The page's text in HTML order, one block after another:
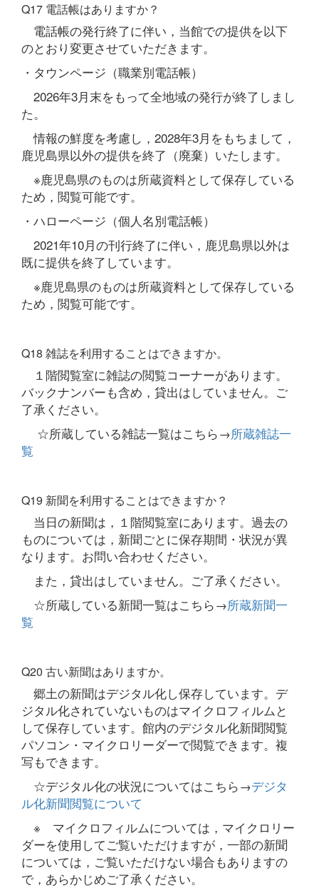
Q17 電話帳はありますか？
電話帳の発行終了に伴い，当館での提供を以下
のとおり変更させていただきます。
・タウンページ（職業別電話帳）
2026年3月末をもって全地域の発行が終了しまし
た。
情報の鮮度を考慮し，2028年3月をもちまして，
鹿児島県以外の提供を終了（廃棄）いたします。
※鹿児島県のものは所蔵資料として保存している
ため，閲覧可能です。
・ハローページ（個人名別電話帳）
2021年10月の刊行終了に伴い，鹿児島県以外は
既に提供を終了しています。
※鹿児島県のものは所蔵資料として保存している
ため，閲覧可能です。
Q18 雑誌を利用することはできますか。
１階閲覧室に雑誌の閲覧コーナーがあります。
バックナンバーも含め，貸出はしていません。ご
了承ください。
☆所蔵している雑誌一覧はこちら→所蔵雑誌一
覧
Q19 新聞を利用することはできますか？
当日の新聞は，１階閲覧室にあります。過去の
ものについては，新聞ごとに保存期間・状況が異
なります。お問い合わせください。
また，貸出はしていません。ご了承ください。
☆所蔵している新聞一覧はこちら→所蔵新聞一
覧
Q20 古い新聞はありますか。
郷土の新聞はデジタル化し保存しています。デ
ジタル化されていないものはマイクロフィルムと
して保存しています。館内のデジタル化新聞閲覧
パソコン・マイクロリーダーで閲覧できます。複
写もできます。
☆デジタル化の状況についてはこちら→デジタ
ル化新聞閲覧について
※ マイクロフィルムについては，マイクロリー
ダーを使用してご覧いただけますが，一部の新聞
については，ご覧いただけない場合もありますの
で，あらかじめご了承ください。